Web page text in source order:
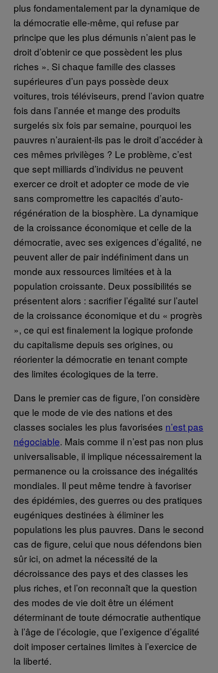
plus fondamentalement par la dynamique de
la démocratie elle-même, qui refuse par
principe que les plus démunis n’aient pas le
droit d’obtenir ce que possèdent les plus
riches ». Si chaque famille des classes
supérieures d’un pays possède deux
voitures, trois téléviseurs, prend l’avion quatre
fois dans l’année et mange des produits
surgelés six fois par semaine, pourquoi les
pauvres n’auraient-ils pas le droit d’accéder à
ces mêmes privilèges ? Le problème, c’est
que sept milliards d’individus ne peuvent
exercer ce droit et adopter ce mode de vie
sans compromettre les capacités d’auto-
régénération de la biosphère. La dynamique
de la croissance économique et celle de la
démocratie, avec ses exigences d’égalité, ne
peuvent aller de pair indéfiniment dans un
monde aux ressources limitées et à la
population croissante. Deux possibilités se
présentent alors : sacrifier l’égalité sur l’autel
de la croissance économique et du « progrès
», ce qui est finalement la logique profonde
du capitalisme depuis ses origines, ou
réorienter la démocratie en tenant compte
des limites écologiques de la terre.
Dans le premier cas de figure, l’on considère
que le mode de vie des nations et des
classes sociales les plus favorisées n’est pas
négociable. Mais comme il n’est pas non plus
universalisable, il implique nécessairement la
permanence ou la croissance des inégalités
mondiales. Il peut même tendre à favoriser
des épidémies, des guerres ou des pratiques
eugéniques destinées à éliminer les
populations les plus pauvres. Dans le second
cas de figure, celui que nous défendons bien
sûr ici, on admet la nécessité de la
décroissance des pays et des classes les
plus riches, et l’on reconnaît que la question
des modes de vie doit être un élément
déterminant de toute démocratie authentique
à l’âge de l’écologie, que l’exigence d’égalité
doit imposer certaines limites à l’exercice de
la liberté.